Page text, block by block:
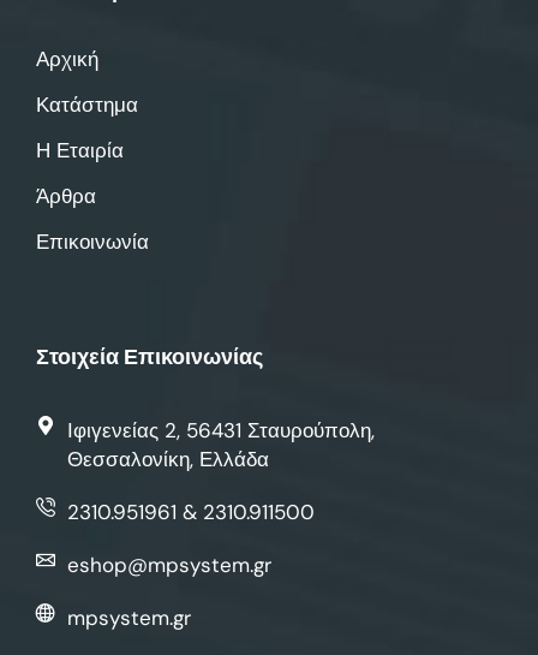
Αρχική
Κατάστημα
Η Εταιρία
Άρθρα
Επικοινωνία
Στοιχεία Επικοινωνίας
Ιφιγενείας 2, 56431 Σταυρούπολη,
Θεσσαλονίκη, Ελλάδα
2310.951961 & 2310.911500
eshop@mpsystem.gr
mpsystem.gr